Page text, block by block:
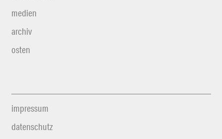
medien
archiv
osten
impressum
datenschutz